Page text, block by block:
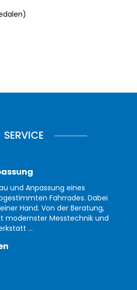
SERVICE
und Anpassung eines
Fahrrades. Dabei
Hand. Von der Beratung,
modernster Messtechnik und
...